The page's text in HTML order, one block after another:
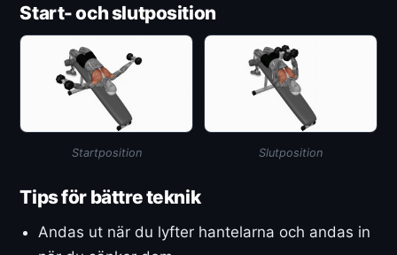
Start- och slutposition
Startposition Slutposition
Tips för bättre teknik
Andas ut när du lyfter hantelarna och andas in